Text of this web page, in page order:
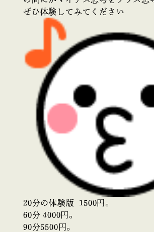
ぜひ体験してみてください
20分の体験版 1500円。
60分 4000円。
90分5500円。